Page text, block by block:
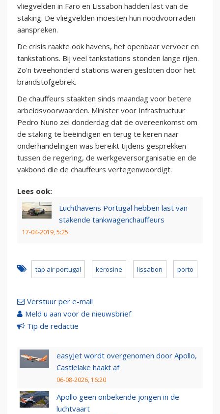
vliegvelden in Faro en Lissabon hadden last van de
staking. De vliegvelden moesten hun noodvoorraden
aanspreken.
De crisis raakte ook havens, het openbaar vervoer en
tankstations. Bij veel tankstations stonden lange rijen.
Zo'n tweehonderd stations waren gesloten door het
brandstofgebrek.
De chauffeurs staakten sinds maandag voor betere
arbeidsvoorwaarden. Minister voor Infrastructuur
Pedro Nuno zei donderdag dat de overeenkomst om
de staking te beëindigen en terug te keren naar
onderhandelingen was bereikt tijdens gesprekken
tussen de regering, de werkgeversorganisatie en de
vakbond die de chauffeurs vertegenwoordigt.
Lees ook:
Luchthavens Portugal hebben last van
stakende tankwagenchauffeurs
17-04-2019, 5:25
tap air portugal kerosine lissabon porto
Verstuur per e-mail
Meld u aan voor de nieuwsbrief
Tip de redactie
easyJet wordt overgenomen door Apollo,
Castlelake haakt af
06-08-2026, 16:20
Apollo geen onbekende jongen in de
luchtvaart